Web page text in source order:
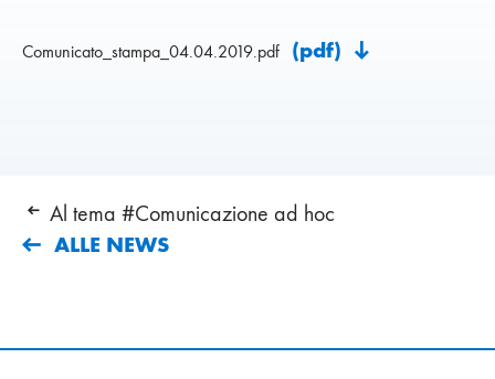
Comunicato_stampa_04.04.2019.pdf (pdf)
Al tema #Comunicazione ad hoc
ALLE NEWS